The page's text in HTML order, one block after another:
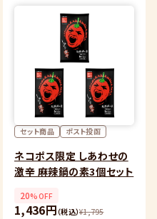
セット商品 ポスト投函
ネコポス限定 しあわせの
激辛 麻辣鍋の素3個セット
20%OFF
1,436円（税込）¥1,795